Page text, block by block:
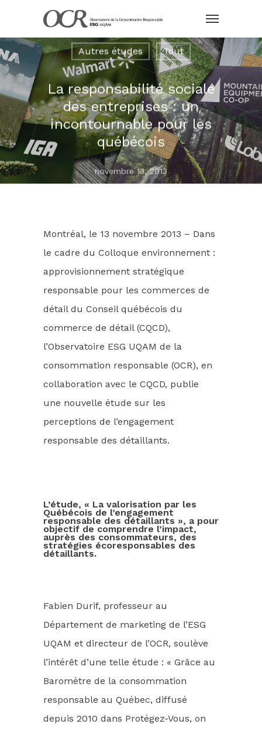
Autres études Tout
La responsabilité sociale
des entreprises : un
incontournable pour les
québécois
novembre 13, 2013
Montréal, le 13 novembre 2013 – Dans
le cadre du Colloque environnement :
approvisionnement stratégique
responsable pour les commerces de
détail du Conseil québécois du
commerce de détail (CQCD),
l’Observatoire ESG UQAM de la
consommation responsable (OCR), en
collaboration avec le CQCD, publie
une nouvelle étude sur les
perceptions de l’engagement
responsable des détaillants.
L’étude, « La valorisation par les
Québécois de l’engagement
responsable des détaillants », a pour
objectif de comprendre l’impact,
auprès des consommateurs, des
stratégies écoresponsables des
détaillants.
Fabien Durif, professeur au
Département de marketing de l’ESG
UQAM et directeur de l’OCR, soulève
l’intérêt d’une telle étude : « Grâce au
Baromètre de la consommation
responsable au Québec, diffusé
depuis 2010 dans Protégez-Vous, on